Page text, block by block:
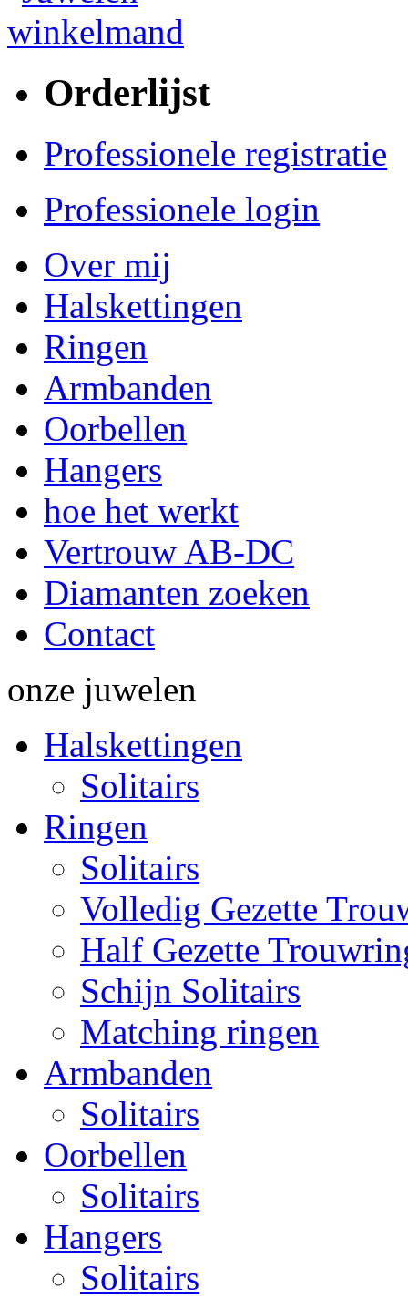
Orderlijst
Professionele registratie
Professionele login
Over mij
Halskettingen
Ringen
Armbanden
Oorbellen
Hangers
hoe het werkt
Vertrouw AB-DC
Diamanten zoeken
Contact
onze juwelen
Halskettingen
Solitairs
Ringen
Solitairs
Volledig Gezette
Half Gezette
Schijn Solitairs
Matching ringen
Armbanden
Solitairs
Oorbellen
Solitairs
Hangers
Solitairs